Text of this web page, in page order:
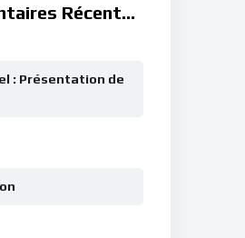
Récents
: Présentation de